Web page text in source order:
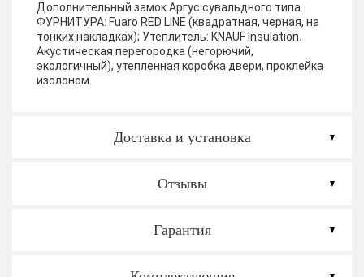
Дополнительный замок Аргус сувальдного типа.
ФУРНИТУРА: Fuaro RED LINE (квадратная, черная, на
тонких накладках); Утеплитель: KNAUF Insulation.
Акустическая перегородка (негорючий,
экологичный), утепленная коробка двери, проклейка
изолоном.
Доставка и установка
Отзывы
Гарантия